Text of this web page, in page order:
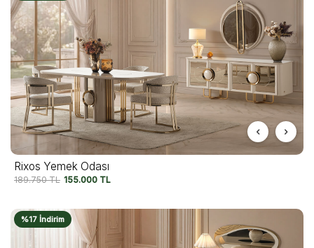
Rixos Yemek Odası
189.750TL 155.000 TL
%17 İndirim